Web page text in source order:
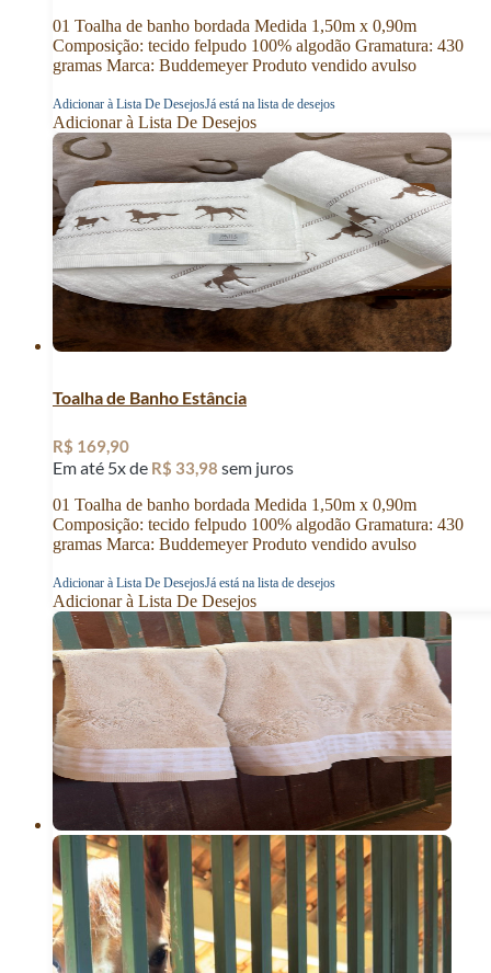
01 Toalha de banho bordada Medida 1,50m x 0,90m
Composição: tecido felpudo 100% algodão Gramatura: 430
gramas Marca: Buddemeyer Produto vendido avulso
Adicionar à Lista De DesejosJá está na lista de desejos
Adicionar à Lista De Desejos
Toalha de Banho Estância
R$ 169,90
Em até 5x de R$ 33,98 sem juros
01 Toalha de banho bordada Medida 1,50m x 0,90m
Composição: tecido felpudo 100% algodão Gramatura: 430
gramas Marca: Buddemeyer Produto vendido avulso
Adicionar à Lista De DesejosJá está na lista de desejos
Adicionar à Lista De Desejos